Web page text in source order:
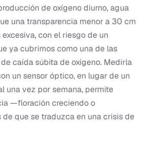
de oxígeno diurno, agua
una transparencia menor a 30 cm
con el riesgo de un
ya cubrimos como una de las
caída súbita de oxígeno. Medirla
un sensor óptico, en lugar de un
una vez por semana, permite
—floración creciendo o
que se traduzca en una crisis de